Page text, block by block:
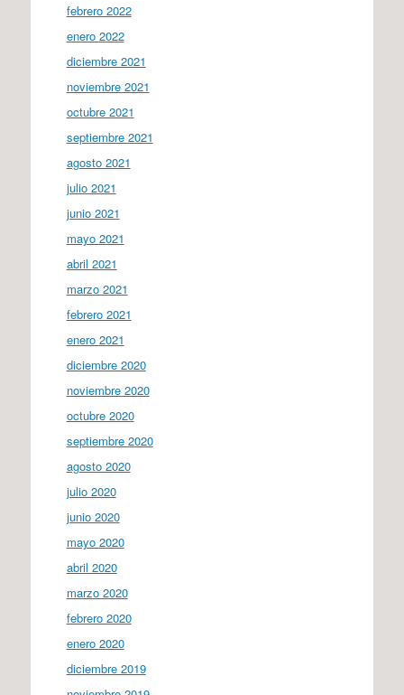
febrero 2022
enero 2022
diciembre 2021
noviembre 2021
octubre 2021
septiembre 2021
agosto 2021
julio 2021
junio 2021
mayo 2021
abril 2021
marzo 2021
febrero 2021
enero 2021
diciembre 2020
noviembre 2020
octubre 2020
septiembre 2020
agosto 2020
julio 2020
junio 2020
mayo 2020
abril 2020
marzo 2020
febrero 2020
enero 2020
diciembre 2019